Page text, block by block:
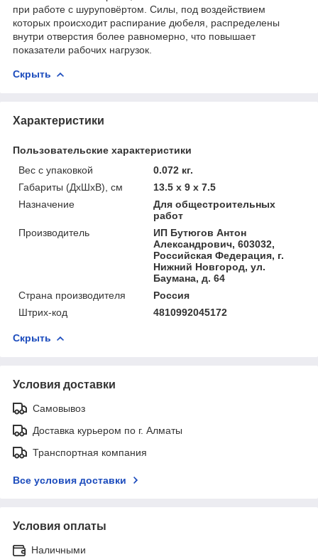
при работе с шуруповёртом. Силы, под воздействием
которых происходит распирание дюбеля, распределены
внутри отверстия более равномерно, что повышает
показатели рабочих нагрузок.
Скрыть
Характеристики
Пользовательские характеристики
Вес с упаковкой
0.072 кг.
Габариты (ДхШхВ), см
13.5 x 9 x 7.5
Назначение
Для общестроительных
работ
Производитель
ИП Бутюгов Антон
Александрович, 603032,
Российская Федерация, г.
Нижний Новгород, ул.
Баумана, д. 64
Страна производителя
Россия
Штрих-код
4810992045172
Скрыть
Условия доставки
Самовывоз
Доставка курьером по г. Алматы
Транспортная компания
Все условия доставки
Условия оплаты
Наличными